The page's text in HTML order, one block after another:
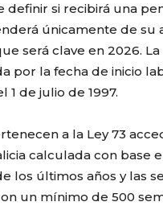
definir si recibirá una
únicamente de su
será clave en 2026.
por la fecha de inicio
1 de julio de 1997.
a la Ley 73
calculada con base
los últimos años y las
un mínimo de 500